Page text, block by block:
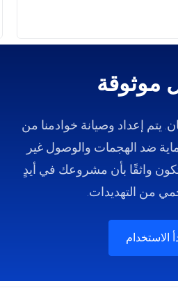
موثوقة
يتم إعداد وصيانة خوادمنا من
ضد الهجمات والوصول غير
واثقًا بأن مشروعك في أيدٍ
من التهديدات.
الاستخدام